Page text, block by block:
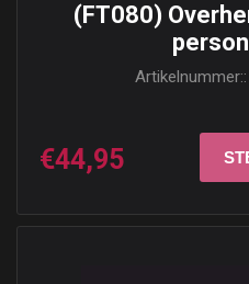
(FT080)
Artikelnummer::
€44,95